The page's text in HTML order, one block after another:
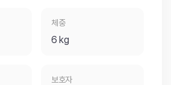
체중
6 kg
보호자